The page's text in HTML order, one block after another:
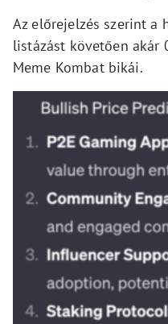
Az előrejelzés szerint a
listázást követően
Meme Kombat bikái.